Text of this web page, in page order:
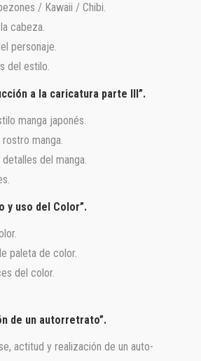
/ Kawaii / Chibi.
cabeza.
personaje.
del estilo.
a la caricatura parte III”.
manga japonés.
manga.
del manga.
y uso del Color”.
paleta de color.
del color.
de un autorretrato”.
actitud y realización de un auto-